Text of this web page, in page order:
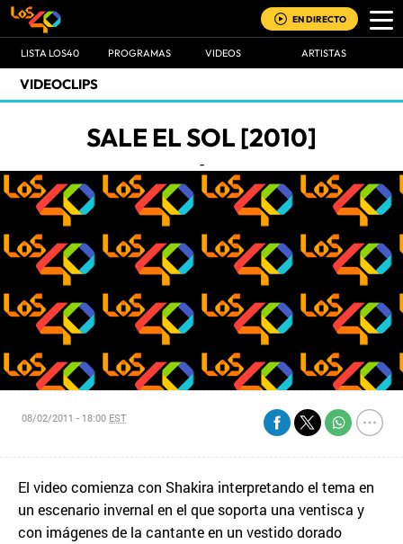
EN DIRECTO
LISTA LOS40 PROGRAMAS VIDEOS ARTISTAS
VIDEOCLIPS
SALE EL SOL [2010]
-
08/02/2011 - 18:00 EST
El video comienza con Shakira interpretando el tema en
un escenario invernal en el que soporta una ventisca y
con imágenes de la cantante en un vestido dorado